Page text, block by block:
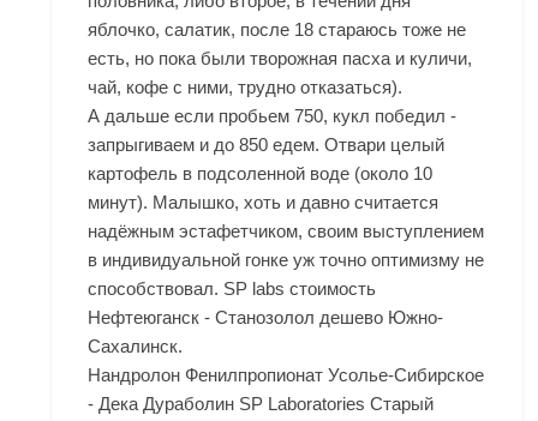
яблочко, салатик, после 18 стараюсь тоже не
есть, но пока были творожная пасха и куличи,
чай, кофе с ними, трудно отказаться).
А дальше если пробьем 750, кукл победил -
запрыгиваем и до 850 едем. Отвари целый
картофель в подсоленной воде (около 10
минут). Малышко, хоть и давно считается
надёжным эстафетчиком, своим выступлением
в индивидуальной гонке уж точно оптимизму не
способствовал. SP labs стоимость
Нефтеюганск - Станозолол дешево Южно-
Сахалинск.
Нандролон Фенилпропионат Усолье-Сибирское
- Дека Дураболин SP Laboratories Старый